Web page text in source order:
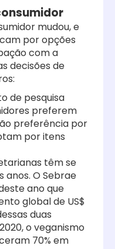
mudou, e
por opções
com a
decisões de
de pesquisa
preferem
preferência por
por itens
têm se
anos. O Sebrae
ano que
global de US$
duas
o veganismo
70% em